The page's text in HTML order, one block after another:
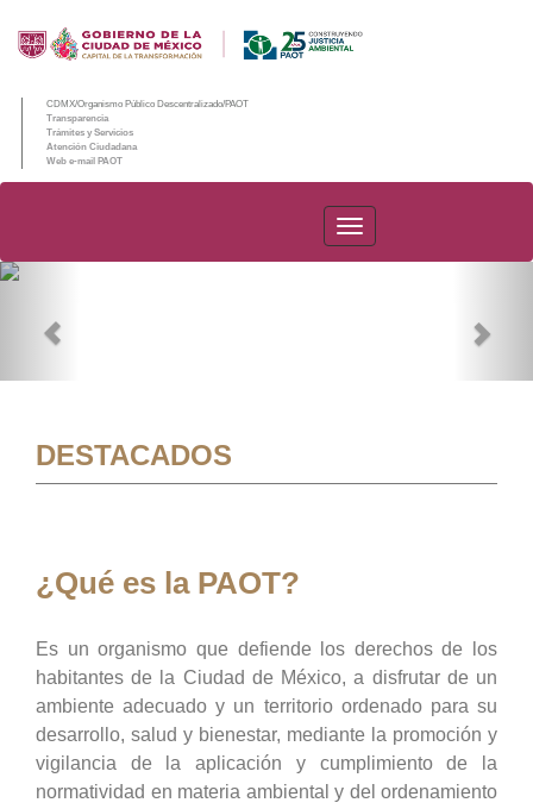
CDMX/Organismo Público Descentralizado/PAOT
Transparencia
Trámites y Servicios
Atención Ciudadana
Web e-mail PAOT
PAOT
DESTACADOS
¿Qué es la PAOT?
Es un organismo que defiende los derechos de los
habitantes de la Ciudad de México, a disfrutar de un
ambiente adecuado y un territorio ordenado para su
desarrollo, salud y bienestar, mediante la promoción y
vigilancia de la aplicación y cumplimiento de la
normatividad en materia ambiental y del ordenamiento